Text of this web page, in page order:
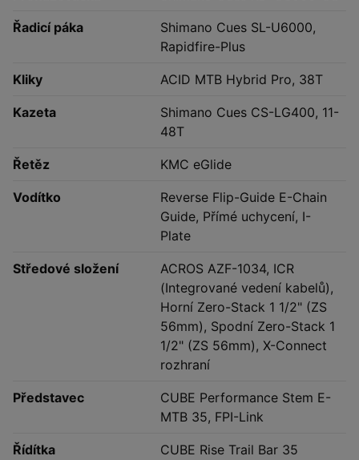
Řadicí páka
Shimano Cues SL-U6000,
Rapidfire-Plus
Kliky ACID MTB Hybrid Pro, 38T
Kazeta
Shimano Cues CS-LG400, 11-
48T
Řetěz KMC eGlide
Vodítko
Reverse Flip-Guide E-Chain
Guide, Přímé uchycení, I-
Plate
Středové složení
ACROS AZF-1034, ICR
(Integrované vedení kabelů),
Horní Zero-Stack 1 1/2" (ZS
56mm), Spodní Zero-Stack 1
1/2" (ZS 56mm), X-Connect
rozhraní
Představec
CUBE Performance Stem E-
MTB 35, FPI-Link
Řídítka CUBE Rise Trail Bar 35